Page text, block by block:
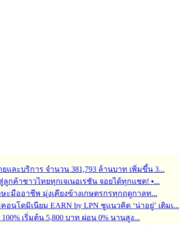
และบริการ จำนวน 381,793 ล้านบาท เพิ่มขึ้น 3...
ลูกค้าชาวไทยทุกเจเนอเรชัน จอยได้ทุกแชต! ▪...
ะมืออาชีพ มุ่งเคียงข้างเกษตรกรทุกฤดูกาลท...
โดมิเนียม EARN by LPN ชูแนวคิด ‘น่าอยู่’ เติมเ...
เริ่มต้น 5,800 บาท ผ่อน 0% นานสูง...